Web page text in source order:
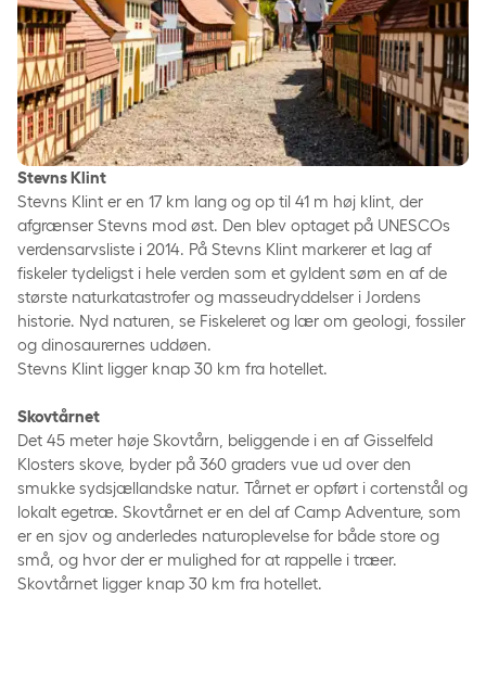
Stevns Klint
Stevns Klint er en 17 km lang og op til 41 m høj klint, der
afgrænser Stevns mod øst. Den blev optaget på UNESCOs
verdensarvsliste i 2014. På Stevns Klint markerer et lag af
fiskeler tydeligst i hele verden som et gyldent søm en af de
største naturkatastrofer og masseudryddelser i Jordens
historie. Nyd naturen, se Fiskeleret og lær om geologi, fossiler
og dinosaurernes uddøen.
Stevns Klint ligger knap 30 km fra hotellet.
Skovtårnet
Det 45 meter høje Skovtårn, beliggende i en af Gisselfeld
Klosters skove, byder på 360 graders vue ud over den
smukke sydsjællandske natur. Tårnet er opført i cortenstål og
lokalt egetræ. Skovtårnet er en del af Camp Adventure, som
er en sjov og anderledes naturoplevelse for både store og
små, og hvor der er mulighed for at rappelle i træer.
Skovtårnet ligger knap 30 km fra hotellet.